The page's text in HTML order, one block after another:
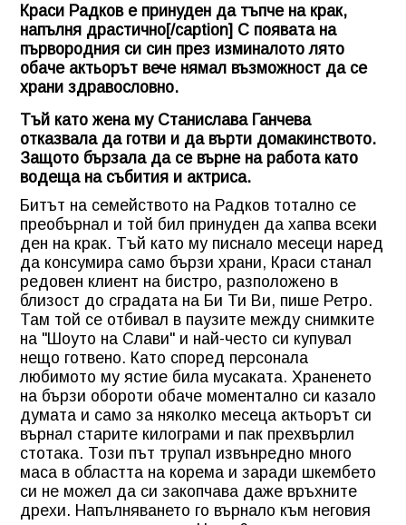
Краси Радков е принуден да тъпче на крак,
напълня драстично[/caption] С появата на
първородния си син през изминалото лято
обаче актьорът вече нямал възможност да се
храни здравословно.
Тъй като жена му Станислава Ганчева
отказвала да готви и да върти домакинството.
Защото бързала да се върне на работа като
водеща на събития и актриса.
Битът на семейството на Радков тотално се
преобърнал и той бил принуден да хапва всеки
ден на крак. Тъй като му писнало месеци наред
да консумира само бързи храни, Краси станал
редовен клиент на бистро, разположено в
близост до сградата на Би Ти Ви, пише Ретро.
Там той се отбивал в паузите между снимките
на "Шоуто на Слави" и най-често си купувал
нещо готвено. Като според персонала
любимото му ястие била мусаката. Храненето
на бързи обороти обаче моментално си казало
думата и само за няколко месеца актьорът си
върнал старите килограми и пак прехвърлил
стотака. Този път трупал извънредно много
маса в областта на корема и заради шкембето
си не можел да си закопчава даже връхните
дрехи. Напълняването го върнало към неговия